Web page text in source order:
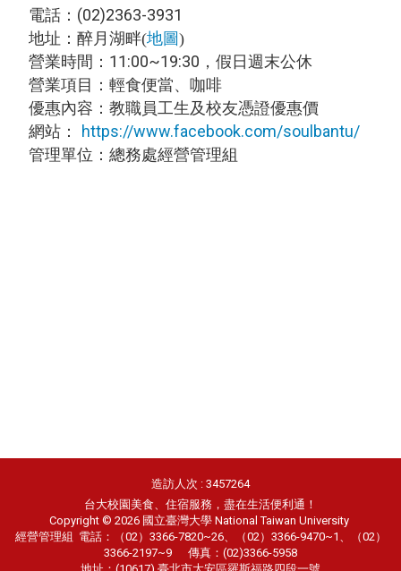
電話： (02)2363-3931
地址：醉月湖畔(地圖)
營業時間： 11:00~19:30，假日週末公休
營業項目： 輕食便當、 咖啡
優惠內容：教職員工生及校友憑證優惠價
網站： https://www.facebook.com/soulbantu/
管理單位：總務處經營管理組
造訪人次 : 3457264
台大校園美食、住宿服務，盡在生活便利通！
Copyright © 2026 國立臺灣大學 National Taiwan University
經營管理組 電話：（02）3366-7820~26、（02）3366-9470~1、（02）
3366-2197~9 傳真：(02)3366-5958